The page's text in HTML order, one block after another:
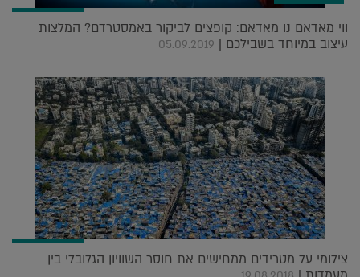
ווי מאדאם נו מאדאם: קופצים לביקור באמסטרדם? המלצות
עיצוב במיוחד בשבילכם | 05.09.2019
צילומי על מטרידים ממחישים את חוסר השוויון הגלובלי בין